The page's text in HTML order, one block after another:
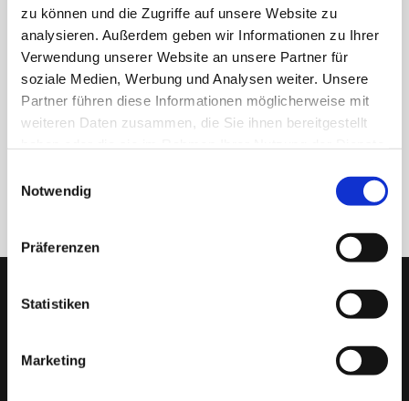
zu können und die Zugriffe auf unsere Website zu
analysieren. Außerdem geben wir Informationen zu Ihrer
Verwendung unserer Website an unsere Partner für
soziale Medien, Werbung und Analysen weiter. Unsere
Partner führen diese Informationen möglicherweise mit
weiteren Daten zusammen, die Sie ihnen bereitgestellt
Notwendig
Präferenzen
Statistiken
Marketing